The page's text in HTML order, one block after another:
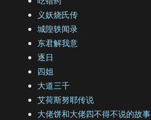
义妖烧氏传
城隍轶闻录
东君解我意
逐日
四姐
大道三千
艾荷斯努耶传说
大佬饼和大佬四不得不说的故事